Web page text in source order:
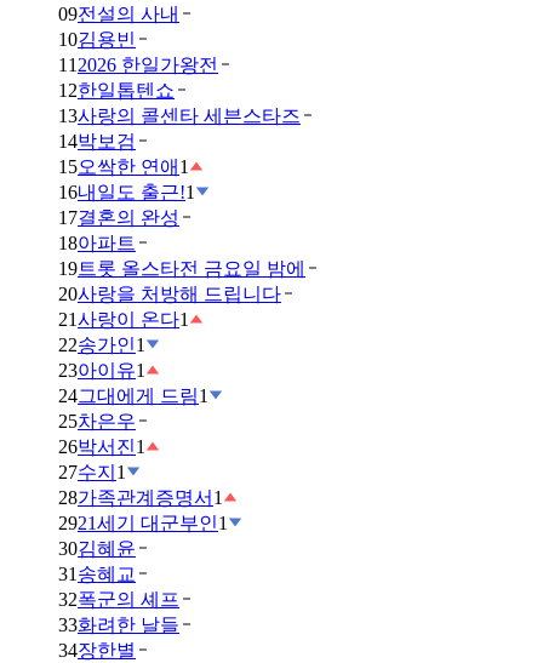
09전설의 사내
10김용빈
11 2026 한일가왕전
12한일톱텐쇼
13사랑의 콜센타 세븐스타즈
14박보검
15오싹한 연애 1
16내일도 출근!1
17결혼의 완성
18아파트
19트롯 올스타전 금요일 밤에
20사랑을 처방해 드립니다
21사랑이 온다1
22송가인1
23아이유1
24그대에게 드림1
25차은우
26박서진1
27수지 1
28가족관계증명서 1
2921세기 대군부인1
30김혜윤
31 송혜교
32폭군의 셰프
33화려한 날들
34장한별